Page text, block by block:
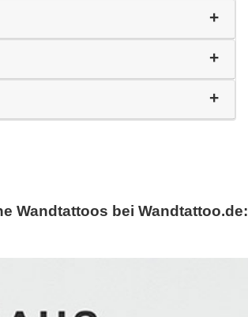
Wandtattoos bei Wandtattoo.de: